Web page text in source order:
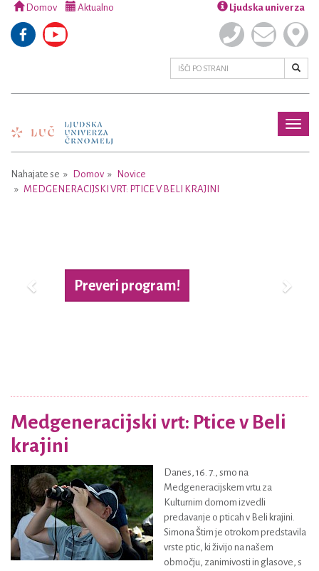
Domov Aktualno Ljudska univerza
Nahajate se Domov
Novice
MEDGENERACIJSKI VRT: PTICE V BELI KRAJINI
Preveri program!
Medgeneracijski vrt: Ptice v Beli
krajini
Danes, 16. 7., smo na
Medgeneracijskem vrtu za
Kulturnim domom izvedli
predavanje o pticah v Beli krajini.
Simona Štirn je otrokom predstavila
vrste ptic, ki živijo na našem
območju, zanimivosti in glasove, s